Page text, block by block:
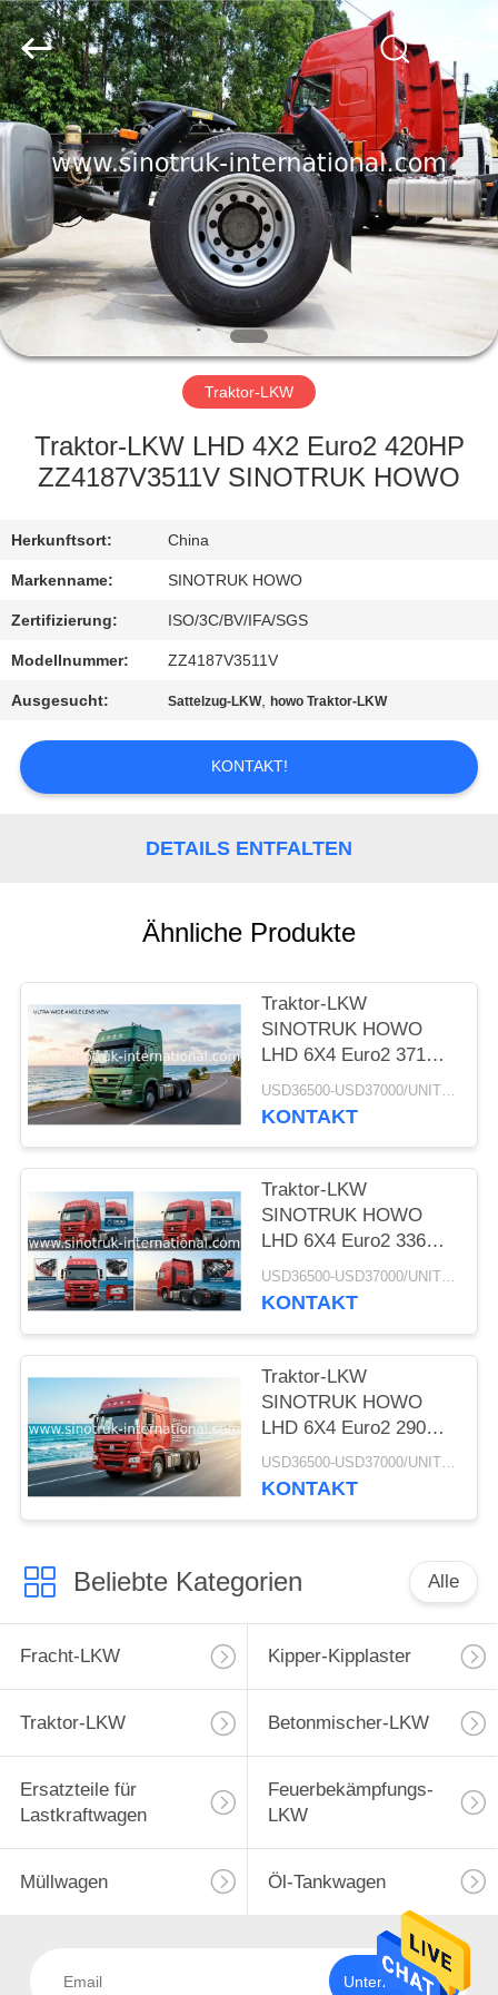
ZU
HAUSE
PRODUKTE
ÜBER
UNS
WERKSBESICHTIGUNG
QUALITÄTSKONTROLLE
KONTAKT
MIT
UNS
UM
EIN
ANGEBOT
DATENSCHUTZRICHTLINIE
INTERNATIONAL
CO.,
LTD..
All
Rights
Reserved.
Traktor-LKW
Traktor-LKW LHD 4X2 Euro2 420HP
ZZ4187V3511V SINOTRUK HOWO
Herkunftsort: China
Markenname: SINOTRUK HOWO
Zertifizierung: ISO/3C/BV/IFA/SGS
Modellnummer: ZZ4187V3511V
Ausgesucht: Sattelzug-LKW,howo Traktor-LKW
KONTAKT!
DETAILS ENTFALTEN
Ähnliche Produkte
Traktor-LKW
SINOTRUK HOWO
LHD 6X4 Euro2 371HP
ZZ4257S3241W
USD36500-USD37000/UNIT)negotiation MOQ:1 EINHEIT
KONTAKT
Traktor-LKW
SINOTRUK HOWO
LHD 6X4 Euro2 336HP
ZZ4257N3241W
USD36500-USD37000/UNIT)negotiation MOQ:1 EINHEIT
KONTAKT
Traktor-LKW
SINOTRUK HOWO
LHD 6X4 Euro2 290HP
ZZ4257M3241V
USD36500-USD37000/UNIT)negotiation MOQ:1 EINHEIT
KONTAKT
Beliebte Kategorien Alle
Fracht-LKW Kipper-Kipplaster
Traktor-LKW Betonmischer-LKW
Ersatzteile für
Lastkraftwagen
Feuerbekämpfungs-
LKW
Müllwagen Öl-Tankwagen
Unterzeichnen